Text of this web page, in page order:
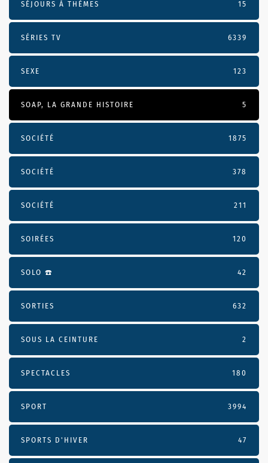
SÉJOURS À THÈMES 15
SÉRIES TV 6339
SEXE 123
SOAP, LA GRANDE HISTOIRE 5
SOCIÉTÉ 1875
SOCIÉTÉ 378
SOCIÉTÉ 211
SOIRÉES 120
SOLO ☎️ 42
SORTIES 632
SOUS LA CEINTURE 2
SPECTACLES 180
SPORT 3994
SPORTS D'HIVER 47